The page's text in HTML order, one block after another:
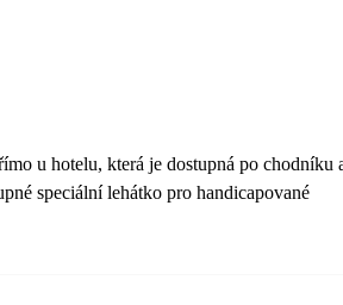
u hotelu, která je dostupná po chodníku
speciální lehátko pro handicapované